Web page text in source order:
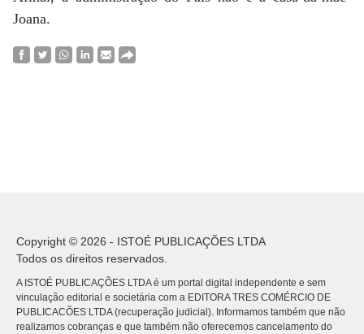
Joana.
Copyright © 2026 - ISTOÉ PUBLICAÇÕES LTDA
Todos os direitos reservados.
A ISTOÉ PUBLICAÇÕES LTDA é um portal digital independente e sem
vinculação editorial e societária com a EDITORA TRES COMÉRCIO DE
PUBLICACÕES LTDA (recuperação judicial). Informamos também que não
realizamos cobranças e que também não oferecemos cancelamento do